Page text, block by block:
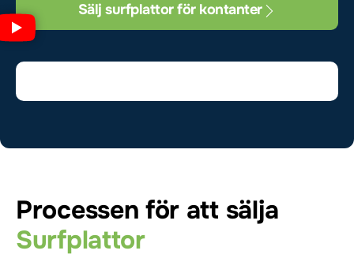
Sälj surfplattor för kontanter
Processen för att sälja
Surfplattor